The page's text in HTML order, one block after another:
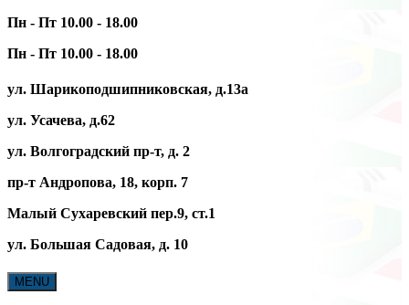
Пн - Пт 10.00 - 18.00
Пн - Пт 10.00 - 18.00
ул. Шарикоподшипниковская, д.13а
ул. Усачева, д.62
ул. Волгоградский пр-т, д. 2
пр-т Андропова, 18, корп. 7
Малый Сухаревский пер.9, ст.1
ул. Большая Садовая, д. 10
MENU